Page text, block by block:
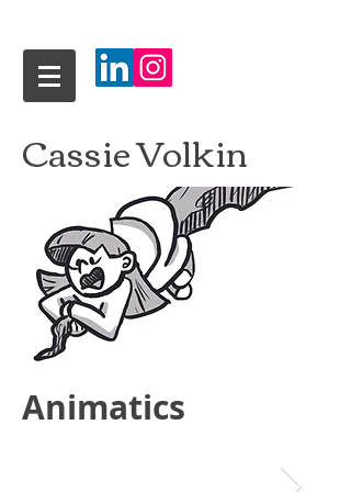
Cassie Volkin
Animatics